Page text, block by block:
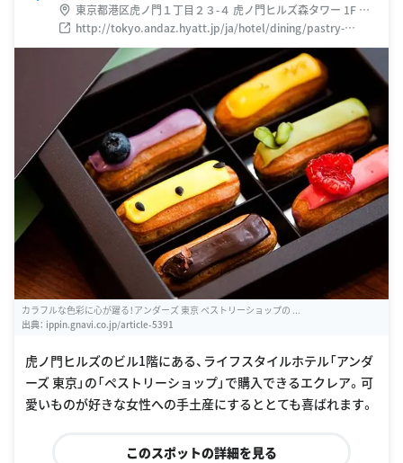
東京都港区虎ノ門１丁目２３-４ 虎ノ門ヒルズ森タワー 1F ア
ンダーズ 東京
http://tokyo.andaz.hyatt.jp/ja/hotel/dining/pastry-
shop.html
カラフルな色彩に心が躍る！アンダーズ 東京 ペストリーショップの ...
出典： ippin.gnavi.co.jp/article-5391
虎ノ門ヒルズのビル1階にある、ライフスタイルホテル「アンダ
ーズ 東京」の「ペストリーショップ」で購入できるエクレア。可
愛いものが好きな女性への手土産にするととても喜ばれます。
このスポットの詳細を見る